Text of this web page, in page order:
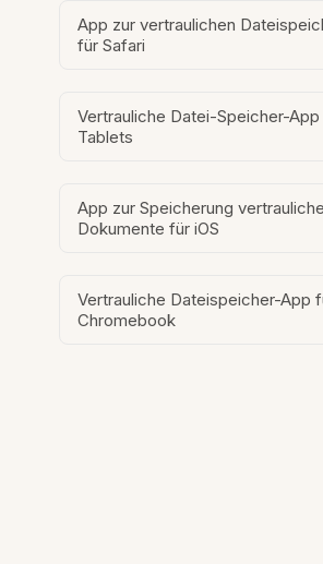
App zur vertraulichen
für Safari
Vertrauliche Datei-Speicher-
Tablets
App zur Speicherung
Dokumente für iOS
Vertrauliche Dateispeicher-App
Chromebook